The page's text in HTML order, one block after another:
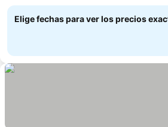
principales
Elige fechas para ver los precios